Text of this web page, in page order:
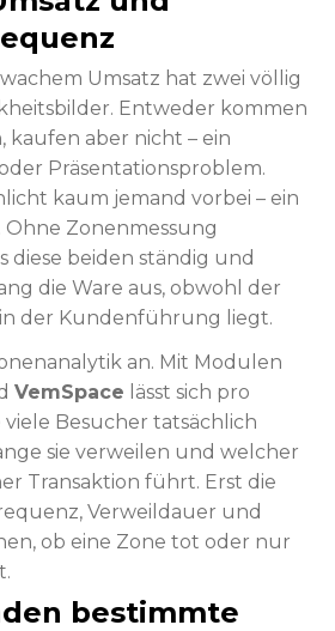
Umsatz hat zwei völlig
Entweder kommen
kaufen aber nicht – ein
Präsentationsproblem.
kaum jemand vorbei – ein
Zonenmessung
diese beiden ständig und
die Ware aus, obwohl der
der Kundenführung liegt.
an. Mit Modulen
VemSpace lässt sich pro
viele Besucher tatsächlich
sie verweilen und welcher
Transaktion führt. Erst die
Verweildauer und
ob eine Zone tot oder nur
bestimmte